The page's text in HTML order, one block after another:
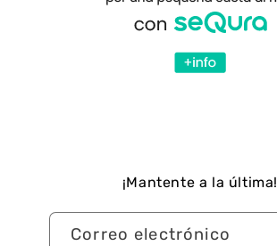
¡Mantente a la última!
Correo electrónico